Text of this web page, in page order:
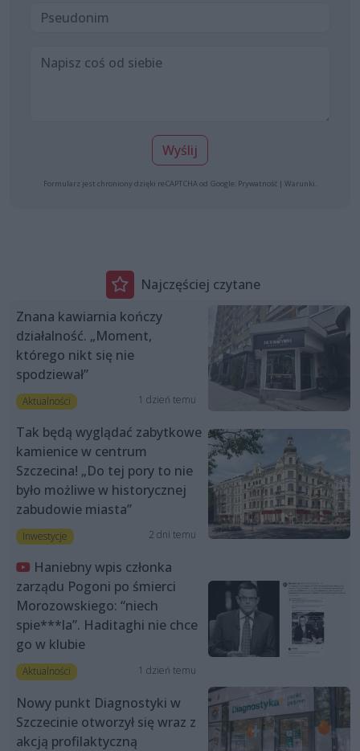
Wyślij
Formularz jest chroniony dzięki reCAPTCHA od Google: Prywatność | Warunki
Najczęściej czytane
Znana kawiarnia kończy
działalność. „Moment,
którego nikt się nie
spodziewał”
Aktualności 1 dzień temu
Tak będą wyglądać zabytkowe
kamienice w centrum
Szczecina! „Do tej pory to nie
było możliwe w historycznej
zabudowie miasta”
Inwestycje 2 dni temu
Haniebny wpis członka
zarządu Pogoni po śmierci
Morozowskiego: “niech
spie***la”. Haditaghi nie chce
go w klubie
Aktualności 1 dzień temu
Nowy punkt Diagnostyki w
Szczecinie otworzył się wraz z
akcją profilaktyczną